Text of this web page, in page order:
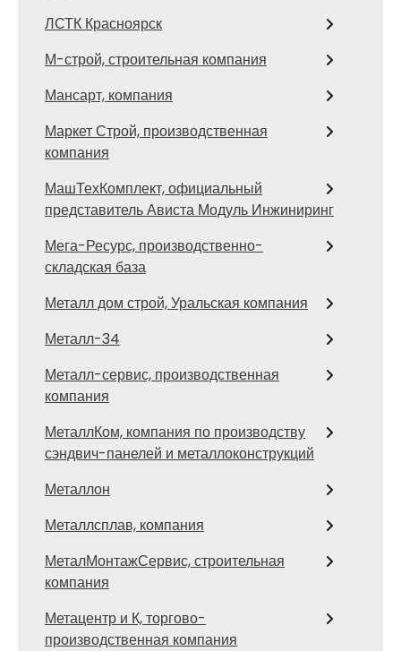
ЛСТК Красноярск
М-строй, строительная компания
Мансарт, компания
Маркет Строй, производственная
компания
МашТехКомплект, официальный
представитель Ависта Модуль Инжиниринг
Мега-Ресурс, производственно-
складская база
Металл дом строй, Уральская компания
Металл-34
Металл-сервис, производственная
компания
МеталлКом, компания по производству
сэндвич-панелей и металлоконструкций
Металлон
Металлсплав, компания
МеталМонтажСервис, строительная
компания
Метацентр и К, торгово-
производственная компания